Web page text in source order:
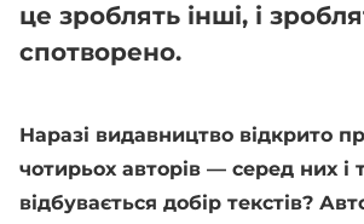
це зроблять інші, і
спотворено.
Наразі видавництво відкрито
чотирьох авторів — серед них і
відбувається добір текстів?